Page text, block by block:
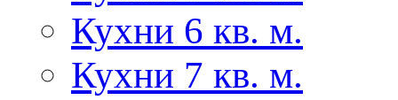
Кухни 6 кв. м.
Кухни 7 кв. м.